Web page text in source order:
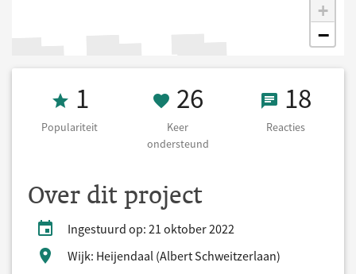
+
−
Populariteit 1
1
Populariteit
26 Keer
26
Keer
ondersteund
1818
Reacties
Over dit project
Ingestuurd op: 21 oktober 2022
Wijk: Heijendaal (Albert Schweitzerlaan)